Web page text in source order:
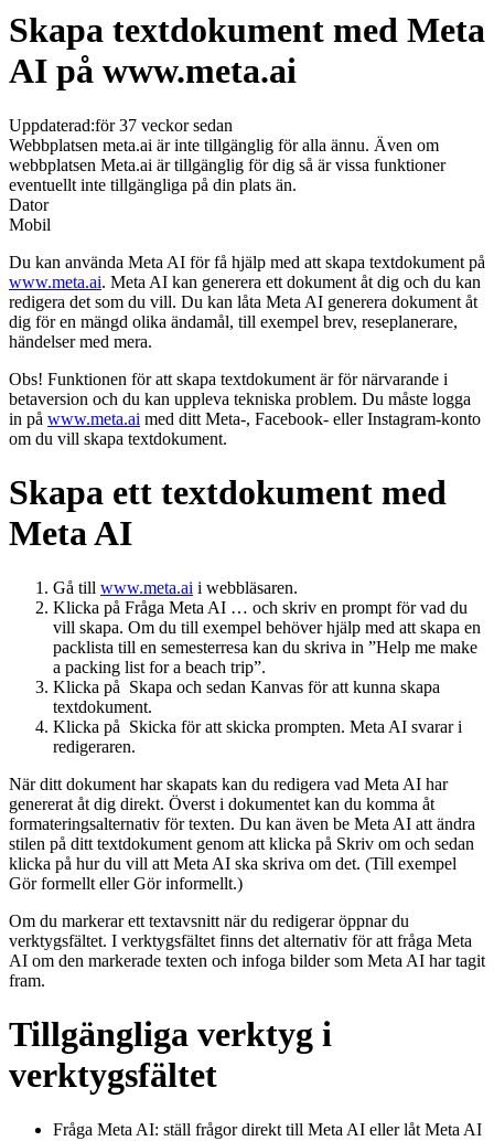
Skapa textdokument med Meta
AI på www.meta.ai
Uppdaterad:för 37 veckor sedan
Webbplatsen meta.ai är inte tillgänglig för alla ännu. Även om
webbplatsen Meta.ai är tillgänglig för dig så är vissa funktioner
eventuellt inte tillgängliga på din plats än.
Dator
Mobil
Du kan använda Meta AI för få hjälp med att skapa textdokument på
www.meta.ai. Meta AI kan generera ett dokument åt dig och du kan
redigera det som du vill. Du kan låta Meta AI generera dokument åt
dig för en mängd olika ändamål, till exempel brev, reseplanerare,
händelser med mera.
Obs! Funktionen för att skapa textdokument är för närvarande i
betaversion och du kan uppleva tekniska problem. Du måste logga
in på www.meta.ai med ditt Meta-, Facebook- eller Instagram-konto
om du vill skapa textdokument.
Skapa ett textdokument med
Meta AI
Gå till www.meta.ai i webbläsaren.
Klicka på Fråga Meta AI … och skriv en prompt för vad du
vill skapa. Om du till exempel behöver hjälp med att skapa en
packlista till en semesterresa kan du skriva in ”Help me make
a packing list for a beach trip”.
Klicka på Skapa och sedan Kanvas för att kunna skapa
textdokument.
Klicka på Skicka för att skicka prompten. Meta AI svarar i
redigeraren.
När ditt dokument har skapats kan du redigera vad Meta AI har
genererat åt dig direkt. Överst i dokumentet kan du komma åt
formateringsalternativ för texten. Du kan även be Meta AI att ändra
stilen på ditt textdokument genom att klicka på Skriv om och sedan
klicka på hur du vill att Meta AI ska skriva om det. (Till exempel
Gör formellt ellerGör informellt.)
Om du markerar ett textavsnitt när du redigerar öppnar du
verktygsfältet. I verktygsfältet finns det alternativ för att fråga Meta
AI om den markerade texten och infoga bilder som Meta AI har tagit
fram.
Tillgängliga verktyg i
verktygsfältet
Fråga Meta AI: ställ frågor direkt till Meta AI eller låt Meta AI